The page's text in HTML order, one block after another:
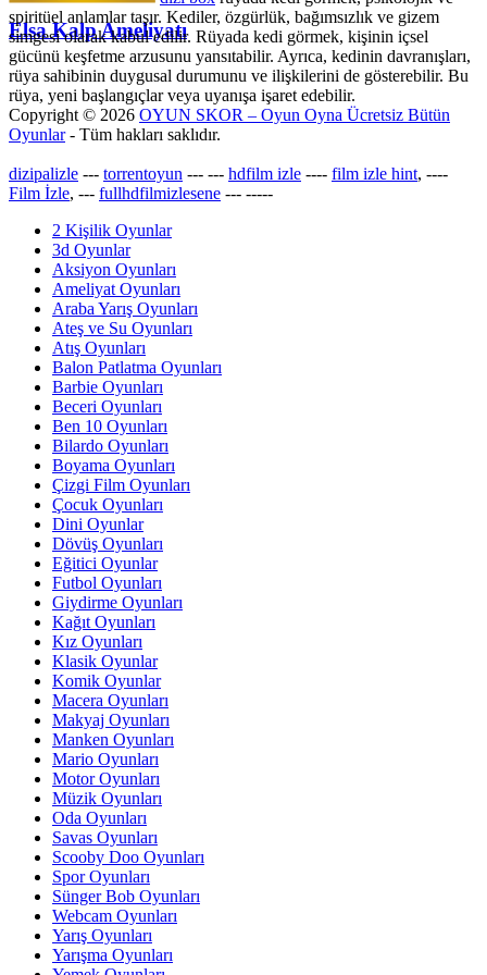
Elsa Kalp Ameliyatı
spiritüel anlamlar taşır. Kediler, özgürlük, bağımsızlık ve gizem
simgesi olarak kabul edilir. Rüyada kedi görmek, kişinin içsel
gücünü keşfetme arzusunu yansıtabilir. Ayrıca, kedinin davranışları,
rüya sahibinin duygusal durumunu ve ilişkilerini de gösterebilir. Bu
rüya, yeni başlangıçlar veya uyanışa işaret edebilir.
Copyright © 2026 OYUN SKOR – Oyun Oyna Ücretsiz Bütün
Oyunlar- Tüm hakları saklıdır.
dizipalizle --- torrentoyun --- --- hdfilm izle ---- film izle hint, ----
Film İzle, --- fullhdfilmizlesene --- -----
2 Kişilik Oyunlar
3d Oyunlar
Aksiyon Oyunları
Ameliyat Oyunları
Araba Yarış Oyunları
Ateş ve Su Oyunları
Atış Oyunları
Balon Patlatma Oyunları
Barbie Oyunları
Beceri Oyunları
Ben 10 Oyunları
Bilardo Oyunları
Boyama Oyunları
Çizgi Film Oyunları
Çocuk Oyunları
Dini Oyunlar
Dövüş Oyunları
Eğitici Oyunlar
Futbol Oyunları
Giydirme Oyunları
Kağıt Oyunları
Kız Oyunları
Klasik Oyunlar
Komik Oyunlar
Macera Oyunları
Makyaj Oyunları
Manken Oyunları
Mario Oyunları
Motor Oyunları
Müzik Oyunları
Oda Oyunları
Savas Oyunları
Scooby Doo Oyunları
Spor Oyunları
Sünger Bob Oyunları
Webcam Oyunları
Yarış Oyunları
Yarışma Oyunları